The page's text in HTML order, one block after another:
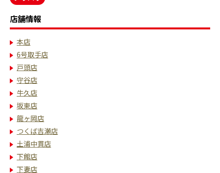
店舗情報
本店
6号取手店
戸頭店
守谷店
牛久店
坂東店
龍ヶ岡店
つくば吉瀬店
土浦中貫店
下館店
下妻店